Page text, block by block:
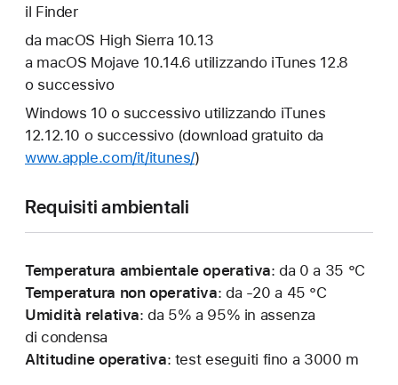
il Finder
da macOS High Sierra 10.13
a macOS Mojave 10.14.6 utilizzando iTunes 12.8
o successivo
Windows 10 o successivo utilizzando iTunes
12.12.10 o successivo (download gratuito da
www.apple.com/it/itunes/)
Requisiti ambientali
Temperatura ambientale operativa: da 0 a 35 °C
Temperatura non operativa: da -20 a 45 °C
Umidità relativa: da 5% a 95% in assenza
di condensa
Altitudine operativa: test eseguiti fino a 3000 m